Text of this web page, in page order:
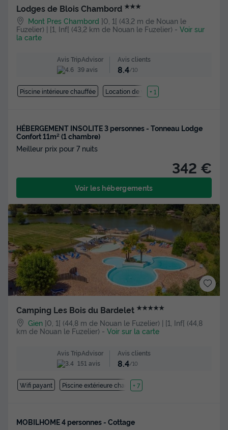
Lodges de Blois Chambord ★★★
Mont Pres Chambord ]0, 1[ (43,2 m de Nouan le
Fuzelier) | [1, Inf[ (43,2 km de Nouan le Fuzelier) - Voir sur
la carte
Avis TripAdvisor
39 avis
Avis clients
8.4/10
Piscine intérieure chauffée Location de vélos
+ 1
HÉBERGEMENT INSOLITE 3 personnes - Tonneau Lodge
Confort 11m² (1 chambre)
Meilleur prix pour 7 nuits
342 €
Voir les hébergements
Camping Les Bois du Bardelet ★★★★★
Gien ]0, 1[ (44,8 m de Nouan le Fuzelier) | [1, Inf[ (44,8
km de Nouan le Fuzelier) - Voir sur la carte
Avis TripAdvisor
151 avis
Avis clients
8.4/10
Wifi payant Piscine extérieure chauffée
+ 7
MOBILHOME 4 personnes - Cottage